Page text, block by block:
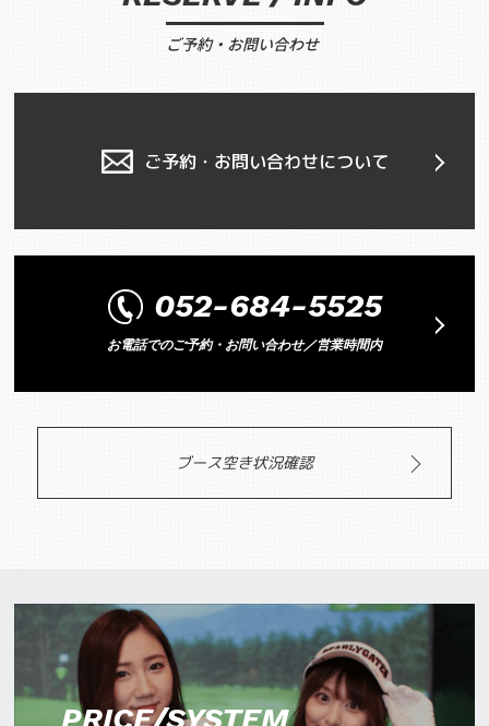
ご予約・お問い合わせ
ご予約・お問い合わせについて
052-684-5525
お電話でのご予約・お問い合わせ／営業時間内
ブース空き状況確認